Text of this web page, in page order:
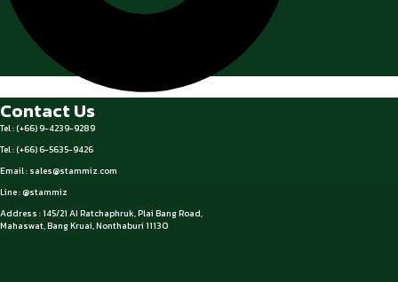
Contact Us
Tel : (+66) 9-4239-9289
Tel : (+66) 6-5635-9426
Email : sales@stammiz.com
Line : @stammiz
Address : 145/21 AI Ratchaphruk, Plai Bang Road,
Mahaswat, Bang Kruai, Nonthaburi 11130